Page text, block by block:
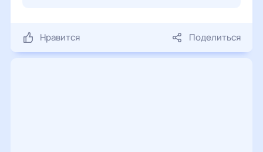
Нравится Поделиться